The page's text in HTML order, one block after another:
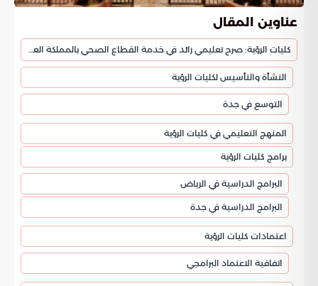
عناوين المقال
كليات الرؤية: صرح تعليمي رائد في خدمة القطاع الصحي بالمملكة العربية السعودية
النشأة والتأسيس لكليات الرؤية
التوسع في جدة
المنهج التعليمي في كليات الرؤية
برامج كليات الرؤية
البرامج الدراسية في الرياض
البرامج الدراسية في جدة
اعتمادات كليات الرؤية
اتفاقية الاعتماد البرامجي